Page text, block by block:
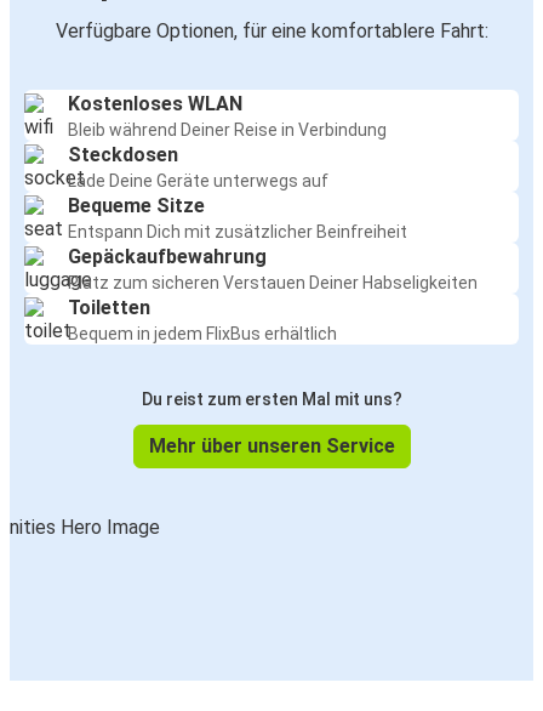
Verfügbare Optionen, für eine komfortablere Fahrt:
Kostenloses WLAN
Bleib während Deiner Reise in Verbindung
Steckdosen
Lade Deine Geräte unterwegs auf
Bequeme Sitze
Entspann Dich mit zusätzlicher Beinfreiheit
Gepäckaufbewahrung
Platz zum sicheren Verstauen Deiner Habseligkeiten
Toiletten
Bequem in jedem FlixBus erhältlich
Du reist zum ersten Mal mit uns?
Mehr über unseren Service